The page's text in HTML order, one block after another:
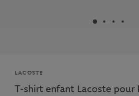
Marque
LACOSTE
T-shirt enfant Lacoste pour